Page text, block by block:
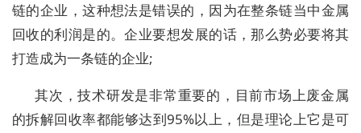
链的企业，这种想法是错误的，因为在整条链当中金属
回收的利润是的。企业要想发展的话，那么势必要将其
打造成为一条链的企业;
其次，技术研发是非常重要的，目前市场上废金属
的拆解回收率都能够达到95%以上，但是理论上它是可